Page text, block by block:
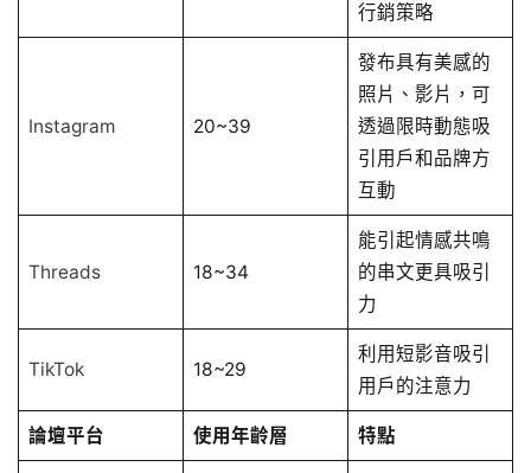
行銷策略
Instagram 20~39
發布具有美感的
照片、影片，可
透過限時動態吸
引用戶和品牌方
互動
Threads 18~34
能引起情感共鳴
的串文更具吸引
力
TikTok 18~29
利用短影音吸引
用戶的注意力
論壇平台 使用年齡層 特點